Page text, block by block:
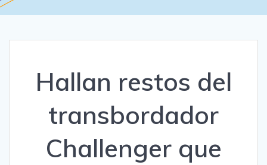
Hallan restos del
transbordador
Challenger que